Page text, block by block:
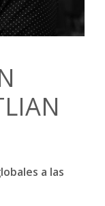
a las